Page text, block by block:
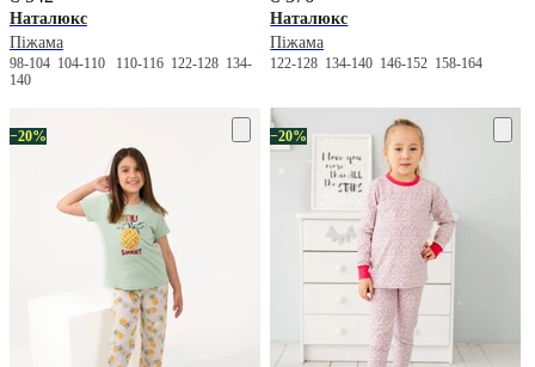
Наталюкс
Піжама
98-104 104-110 110-116 122-128 134-
140
Наталюкс
Піжама
122-128 134-140 146-152 158-164
−20% −20%